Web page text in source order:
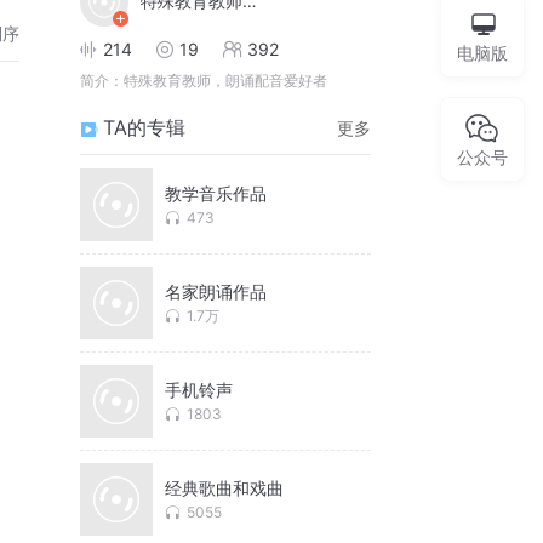
214 19 392
简介： 特殊教育教师，朗诵配音爱好者
TA的专辑 更多
教学音乐作品
473
名家朗诵作品
1.7万
手机铃声
1803
经典歌曲和戏曲
5055
电脑版
公众号